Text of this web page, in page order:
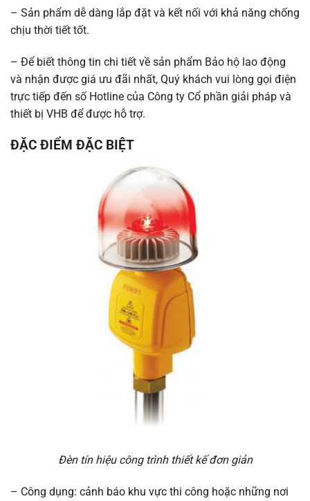
– Sản phẩm dễ dàng lắp đặt và kết nối với khả năng chống
chịu thời tiết tốt.
– Để biết thông tin chi tiết về sản phẩm Bảo hộ lao động
và nhận được giá ưu đãi nhất, Quý khách vui lòng gọi điện
trực tiếp đến số Hotline của Công ty Cổ phần giải pháp và
thiết bị VHB để được hỗ trợ.
ĐẶC ĐIỂM ĐẶC BIỆT
Đèn tín hiệu công trình thiết kế đơn giản
– Công dụng: cảnh báo khu vực thi công hoặc những nơi